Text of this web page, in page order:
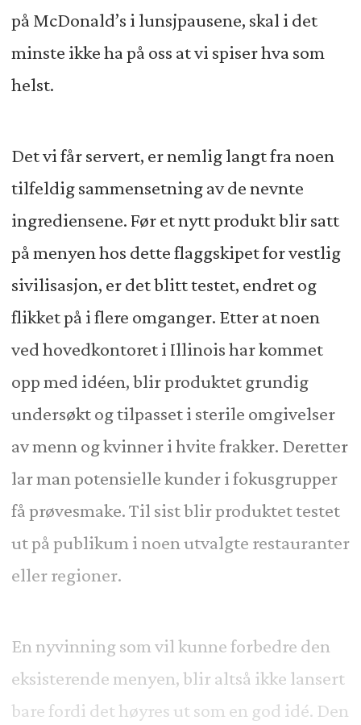
på McDonald’s i lunsjpausene, skal i det
minste ikke ha på oss at vi spiser hva som
helst.
Det vi får servert, er nemlig langt fra noen
tilfeldig sammensetning av de nevnte
ingrediensene. Før et nytt produkt blir satt
på menyen hos dette flaggskipet for vestlig
sivilisasjon, er det blitt testet, endret og
flikket på i flere omganger. Etter at noen
ved hovedkontoret i Illinois har kommet
opp med idéen, blir produktet grundig
undersøkt og tilpasset i sterile omgivelser
av menn og kvinner i hvite frakker. Deretter
lar man potensielle kunder i fokusgrupper
få prøvesmake. Til sist blir produktet testet
ut på publikum i noen utvalgte restauranter
eller regioner.
En nyvinning som vil kunne forbedre den
eksisterende menyen, blir altså ikke lansert
bare fordi det høyres ut som en god idé. Den